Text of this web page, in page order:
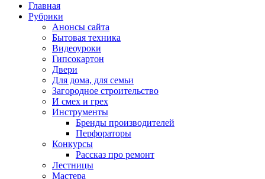
Главная
Рубрики
Анонсы сайта
Бытовая техника
Видеоуроки
Гипсокартон
Двери
Для дома, для семьи
Загородное строительство
И смех и грех
Инструменты
Бренды производителей
Перфораторы
Конкурсы
Рассказ про ремонт
Лестницы
Мастера